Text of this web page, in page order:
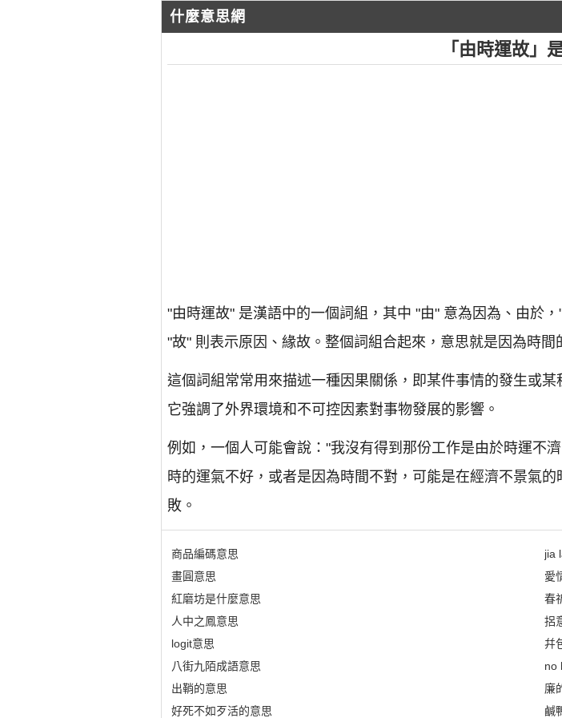
什麼意思網
「由時運故」
"由時運故" 是漢語中的一個詞組，其中 "由" 意為因為、由於
"故" 則表示原因、緣故。整個詞組合起來，意思就是因為時間
這個詞組常常用來描述一種因果關係，即某件事情的發生或
它強調了外界環境和不可控因素對事物發展的影響。
例如，一個人可能會說："我沒有得到那份工作是由於時運不
時的運氣不好，或者是因為時間不對，可能是在經濟不景氣
敗。
商品編碼意思
畫圓意思
紅磨坊是什麼意思
人中之鳳意思
logit意思
八街九陌成語意思
出鞘的意思
好死不如歹活的意思
jia
愛
春
捛
幷
no
廉
鹹